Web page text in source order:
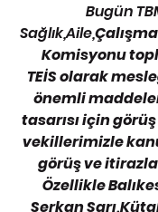
Bugün
Sağlık,Aile,
Komisyonu
TEİS olarak
önemli
tasarısı için
vekillerimizle
görüş ve
Özellikle
Serkan